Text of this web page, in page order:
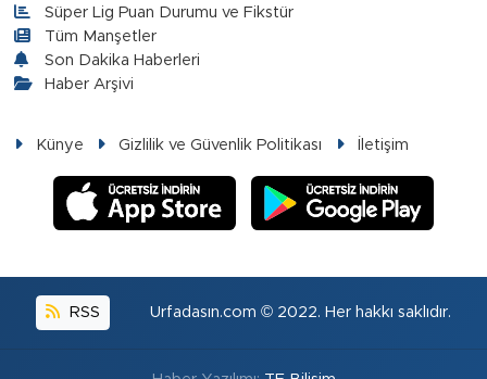
Süper Lig Puan Durumu ve Fikstür
Tüm Manşetler
Son Dakika Haberleri
Haber Arşivi
Künye Gizlilik ve Güvenlik Politikası İletişim
RSS Urfadasın.com © 2022. Her hakkı saklıdır.